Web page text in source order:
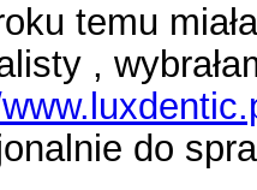
temu
,
do